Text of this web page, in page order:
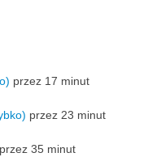
przez 17 minut
przez 23 minut
przez 35 minut